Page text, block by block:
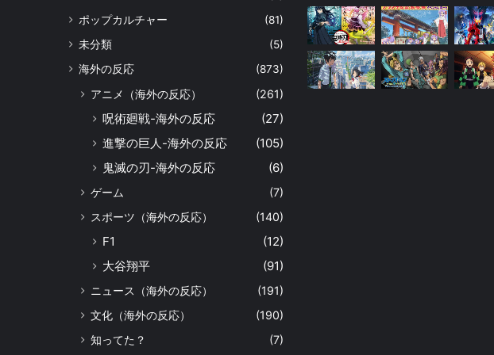
ポップカルチャー
(81)
未分類
(5)
海外の反応
(873)
アニメ（海外の反応） (261)
呪術廻戦-海外の反応
(27)
進撃の巨人-海外の反応
(105)
鬼滅の刃-海外の反応
(6)
ゲーム
(7)
スポーツ（海外の反応）
(140)
F1
(12)
大谷翔平
(91)
ニュース（海外の反応）
(191)
文化（海外の反応）
(190)
知ってた？
(7)